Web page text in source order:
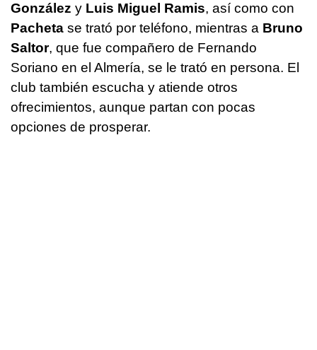
González y Luis Miguel Ramis, así como con
Pacheta se trató por teléfono, mientras a Bruno
Saltor, que fue compañero de Fernando
Soriano en el Almería, se le trató en persona. El
club también escucha y atiende otros
ofrecimientos, aunque partan con pocas
opciones de prosperar.